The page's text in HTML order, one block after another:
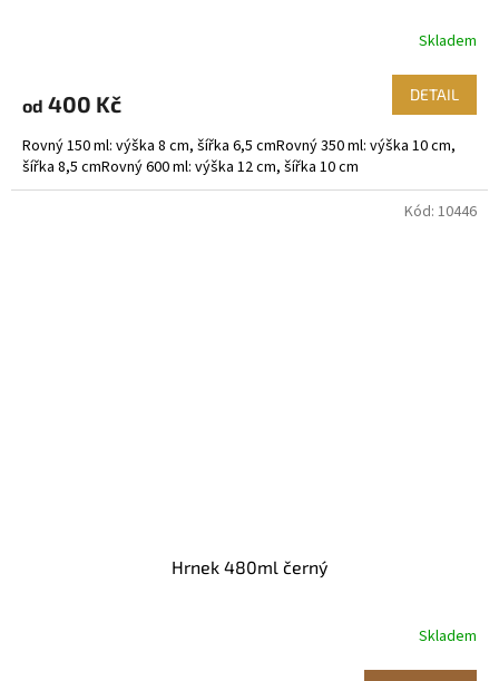
Skladem
od 400 Kč DETAIL
Rovný 150 ml: výška 8 cm, šířka 6,5 cmRovný 350 ml: výška 10 cm,
šířka 8,5 cmRovný 600 ml: výška 12 cm, šířka 10 cm
Hrnek 480ml černý
Skladem
Kód: 10446